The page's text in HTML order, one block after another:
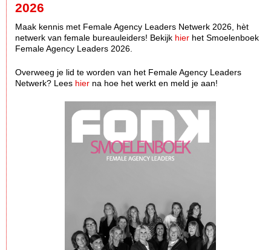
2026
Maak kennis met Female Agency Leaders Netwerk 2026, hèt
netwerk van female bureauleiders! Bekijk hier het Smoelenboek
Female Agency Leaders 2026.
Overweeg je lid te worden van het Female Agency Leaders
Netwerk? Lees hier na hoe het werkt en meld je aan!